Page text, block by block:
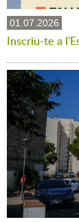
01.07.2026
Inscriu-te a